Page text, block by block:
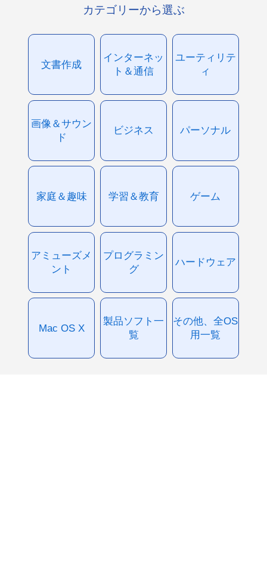
カテゴリーから選ぶ
文書作成
インターネッ
ト＆通信
ユーティリテ
ィ
画像＆サウン
ド
ビジネス パーソナル
家庭＆趣味 学習＆教育 ゲーム
アミューズメ
ント
プログラミン
グ
ハードウェア
Mac OS X
製品ソフト一
覧
その他、全OS
用一覧